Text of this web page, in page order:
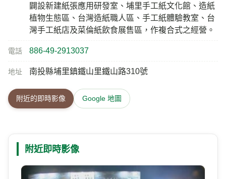
闢設新建紙張應用研發室、埔里手工紙文化館、造紙
植物生態區、台灣造紙職人區、手工紙體驗教室、台
灣手工紙店及菜倫紙飲食展售區，作複合式之經營。
電話 886-49-2913037
地址 南投縣埔里鎮鐵山里鐵山路310號
附近的即時影像 Google 地圖
附近即時影像